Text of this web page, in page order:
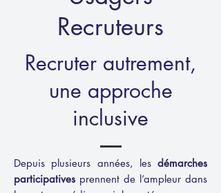
Recruteurs
Recruter autrement,
une approche
inclusive
Depuis plusieurs années, les démarches
participatives prennent de l’ampleur dans